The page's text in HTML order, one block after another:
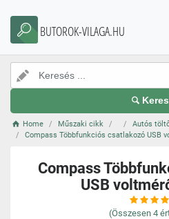
BUTOROK-VILAGA.HU
Home Műszaki cikk
Autós
Compass Többfunkciós csatlakozó USB
Compass
USB
(Összesen 4